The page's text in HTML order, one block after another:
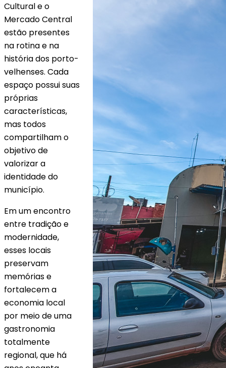
Cultural e o
Mercado Central
estão presentes
na rotina e na
história dos porto-
velhenses. Cada
espaço possui suas
próprias
características,
mas todos
compartilham o
objetivo de
valorizar a
identidade do
município.
Em um encontro
entre tradição e
modernidade,
esses locais
preservam
memórias e
fortalecem a
economia local
por meio de uma
gastronomia
totalmente
regional, que há